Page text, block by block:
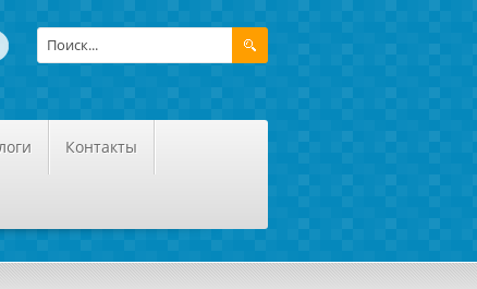
Контакты